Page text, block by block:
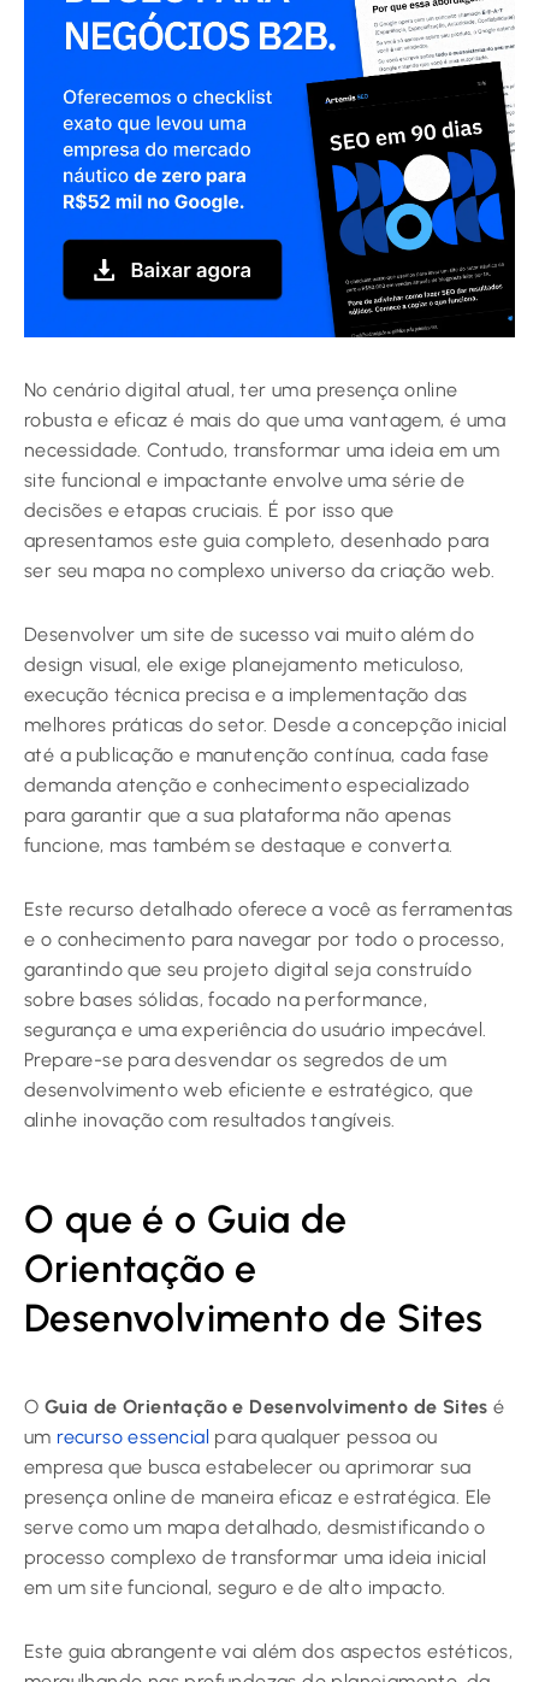
No cenário digital atual, ter uma presença online
robusta e eficaz é mais do que uma vantagem, é uma
necessidade. Contudo, transformar uma ideia em um
site funcional e impactante envolve uma série de
decisões e etapas cruciais. É por isso que
apresentamos este guia completo, desenhado para
ser seu mapa no complexo universo da criação web.
Desenvolver um site de sucesso vai muito além do
design visual, ele exige planejamento meticuloso,
execução técnica precisa e a implementação das
melhores práticas do setor. Desde a concepção inicial
até a publicação e manutenção contínua, cada fase
demanda atenção e conhecimento especializado
para garantir que a sua plataforma não apenas
funcione, mas também se destaque e converta.
Este recurso detalhado oferece a você as ferramentas
e o conhecimento para navegar por todo o processo,
garantindo que seu projeto digital seja construído
sobre bases sólidas, focado na performance,
segurança e uma experiência do usuário impecável.
Prepare-se para desvendar os segredos de um
desenvolvimento web eficiente e estratégico, que
alinhe inovação com resultados tangíveis.
O que é o Guia de
Orientação e
Desenvolvimento de Sites
O Guia de Orientação e Desenvolvimento de Sites é
um recurso essencial para qualquer pessoa ou
empresa que busca estabelecer ou aprimorar sua
presença online de maneira eficaz e estratégica. Ele
serve como um mapa detalhado, desmistificando o
processo complexo de transformar uma ideia inicial
em um site funcional, seguro e de alto impacto.
Este guia abrangente vai além dos aspectos estéticos,